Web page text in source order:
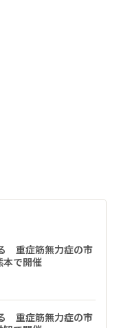
重症筋無力症の市
本で開催
重症筋無力症の市